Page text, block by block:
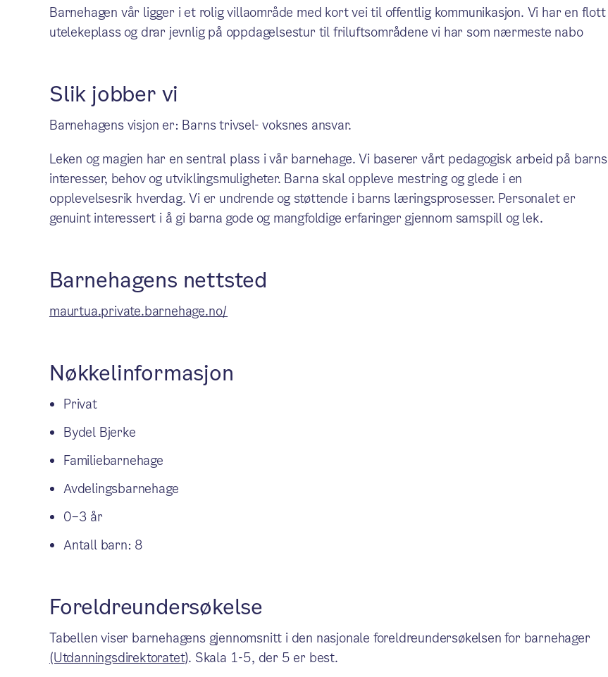
Barnehagen vår ligger i et rolig villaområde med kort vei til offentlig kommunikasjon. Vi har en flott
utelekeplass og drar jevnlig på oppdagelsestur til friluftsområdene vi har som nærmeste nabo
Slik jobber vi
Barnehagens visjon er: Barns trivsel- voksnes ansvar.
Leken og magien har en sentral plass i vår barnehage. Vi baserer vårt pedagogisk arbeid på barns
interesser, behov og utviklingsmuligheter. Barna skal oppleve mestring og glede i en
opplevelsesrik hverdag. Vi er undrende og støttende i barns læringsprosesser. Personalet er
genuint interessert i å gi barna gode og mangfoldige erfaringer gjennom samspill og lek.
Barnehagens nettsted
maurtua.private.barnehage.no/
Nøkkelinformasjon
Privat
Bydel Bjerke
Familiebarnehage
Avdelingsbarnehage
0–3 år
Antall barn: 8
Foreldreundersøkelse
Tabellen viser barnehagens gjennomsnitt i den nasjonale foreldreundersøkelsen for barnehager
(Utdanningsdirektoratet). Skala 1-5, der 5 er best.